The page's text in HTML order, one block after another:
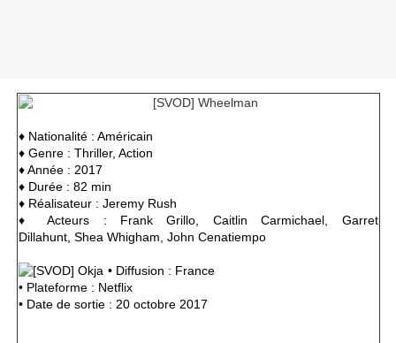
♦ Nationalité : Américain
♦ Genre : Thriller, Action
♦ Année : 2017
♦ Durée : 82 min
♦ Réalisateur : Jeremy Rush
♦ Acteurs : Frank Grillo, Caitlin Carmichael, Garret
Dillahunt, Shea Whigham, John Cenatiempo
• Diffusion : France
• Plateforme : Netflix
• Date de sortie : 20 octobre 2017